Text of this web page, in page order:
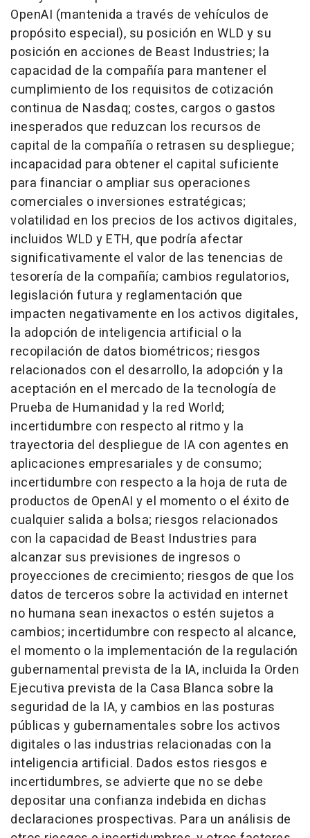
OpenAI (mantenida a través de vehículos de
propósito especial), su posición en WLD y su
posición en acciones de Beast Industries; la
capacidad de la compañía para mantener el
cumplimiento de los requisitos de cotización
continua de Nasdaq; costes, cargos o gastos
inesperados que reduzcan los recursos de
capital de la compañía o retrasen su despliegue;
incapacidad para obtener el capital suficiente
para financiar o ampliar sus operaciones
comerciales o inversiones estratégicas;
volatilidad en los precios de los activos digitales,
incluidos WLD y ETH, que podría afectar
significativamente el valor de las tenencias de
tesorería de la compañía; cambios regulatorios,
legislación futura y reglamentación que
impacten negativamente en los activos digitales,
la adopción de inteligencia artificial o la
recopilación de datos biométricos; riesgos
relacionados con el desarrollo, la adopción y la
aceptación en el mercado de la tecnología de
Prueba de Humanidad y la red World;
incertidumbre con respecto al ritmo y la
trayectoria del despliegue de IA con agentes en
aplicaciones empresariales y de consumo;
incertidumbre con respecto a la hoja de ruta de
productos de OpenAI y el momento o el éxito de
cualquier salida a bolsa; riesgos relacionados
con la capacidad de Beast Industries para
alcanzar sus previsiones de ingresos o
proyecciones de crecimiento; riesgos de que los
datos de terceros sobre la actividad en internet
no humana sean inexactos o estén sujetos a
cambios; incertidumbre con respecto al alcance,
el momento o la implementación de la regulación
gubernamental prevista de la IA, incluida la Orden
Ejecutiva prevista de la Casa Blanca sobre la
seguridad de la IA, y cambios en las posturas
públicas y gubernamentales sobre los activos
digitales o las industrias relacionadas con la
inteligencia artificial. Dados estos riesgos e
incertidumbres, se advierte que no se debe
depositar una confianza indebida en dichas
declaraciones prospectivas. Para un análisis de